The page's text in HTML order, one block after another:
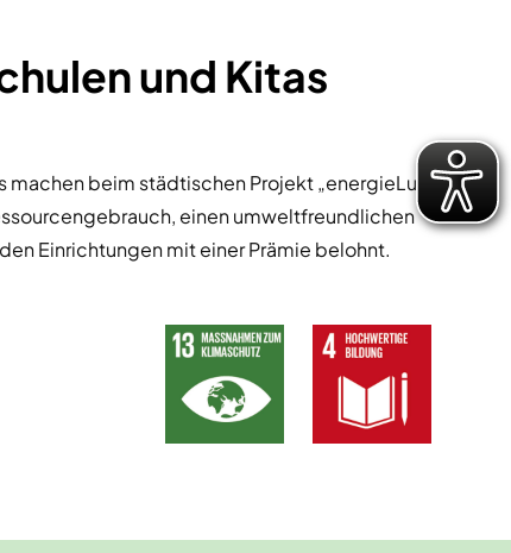
und Kitas
beim städtischen Projekt „energieLux
einen umweltfreundlichen
Einrichtungen mit einer Prämie belohnt.